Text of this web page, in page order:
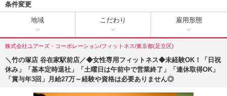
条件変更
地域 こだわり 雇用形態
株式会社ユアーズ・コーポレーション/フィットネス/東京都(足立区)
＼竹の塚店 谷在家駅前店／◆女性専用フィットネス◆未経験OK！「日祝
休み」「基本定時退社」「土曜日は午前中で営業終了」「連休取得OK」
「賞与年3回」月給27万～経験や資格は必要ありません◎